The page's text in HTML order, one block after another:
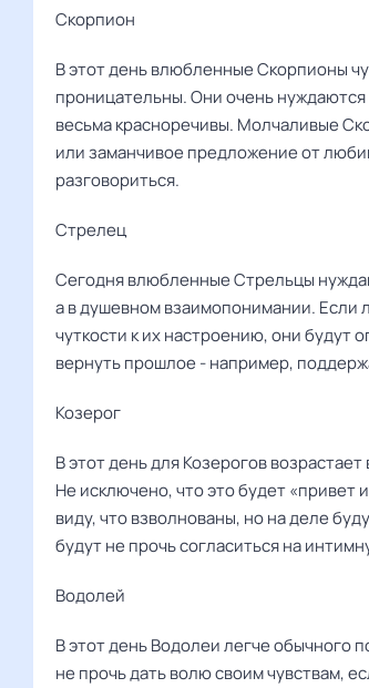
Скорпион
В этот день влюбленные Скорпионы
проницательны. Они очень
весьма красноречивы. Молчаливые
или заманчивое предложение от
разговориться.
Стрелец
Сегодня влюбленные Стрельцы
а в душевном взаимопонимании.
чуткости к их настроению, они будут
вернуть прошлое - например,
Козерог
В этот день для Козерогов
Не исключено, что это будет
виду, что взволнованы, но на деле
будут не прочь согласиться на
Водолей
В этот день Водолеи легче обычного
не прочь дать волю своим чувствам,